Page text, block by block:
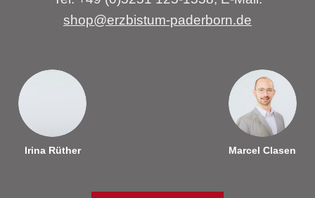
shop@erzbistum-paderborn.de
Irina Rüther Marcel Clasen